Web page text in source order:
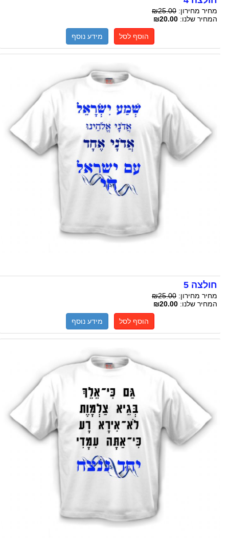
מחיר מחירון:₪25.00
המחיר שלנו:₪20.00
הוסף לסל מידע נוסף
חולצה 5
מחיר מחירון:₪25.00
המחיר שלנו:₪20.00
הוסף לסל מידע נוסף